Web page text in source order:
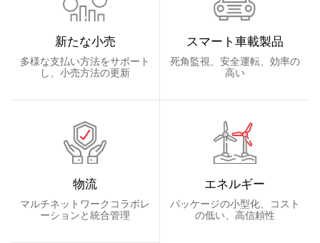
新たな小売
多様な支払い方法をサポート
し、小売方法の更新
スマート車載製品
死角監視、安全運転、効率の
高い
物流
マルチネットワークコラボレ
ーションと統合管理
エネルギー
パッケージの小型化、コスト
の低い、高信頼性